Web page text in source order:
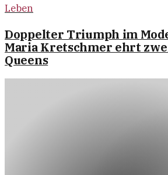
Leben
Doppelter Triumph im
Maria Kretschmer ehrt
Queens